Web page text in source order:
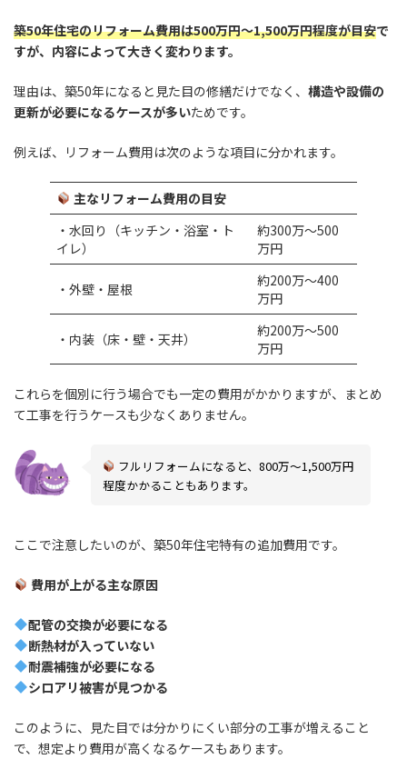
築50年住宅のリフォーム費用は500万円〜1,500万円程度が目安で
すが、内容によって大きく変わります。
理由は、築50年になると見た目の修繕だけでなく、 構造や設備の
更新が必要になるケースが多いためです。
例えば、リフォーム費用は次のような項目に分かれます。
主なリフォーム費用の目安
・水回り（キッチン・浴室・ト
イレ）
約300万〜500
万円
・外壁・屋根
約200万〜400
万円
・内装（床・壁・天井）
約200万〜500
万円
これらを個別に行う場合でも一定の費用がかかりますが、まとめ
て工事を行うケースも少なくありません。
フルリフォームになると、800万〜1,500万円
程度かかることもあります。
ここで注意したいのが、築50年住宅特有の追加費用です。
費用が上がる主な原因
配管の交換が必要になる
断熱材が入っていない
耐震補強が必要になる
シロアリ被害が見つかる
このように、見た目では分かりにくい部分の工事が増えること
で、想定より費用が高くなるケースもあります。